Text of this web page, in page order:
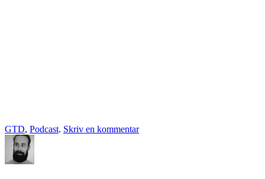
GTD, Podcast. Skriv en kommentar